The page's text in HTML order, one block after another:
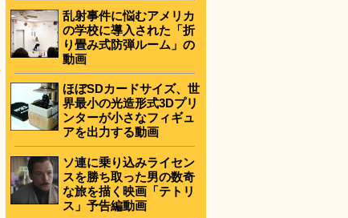
乱射事件に悩むアメリカ
の学校に導入された「折
り畳み式防弾ルーム」の
動画
ほぼSDカードサイズ、世
界最小の光造形式3Dプリ
ンターが小さなフィギュ
アを出力する動画
ソ連に乗り込みライセン
スを勝ち取った男の数奇
な旅を描く映画「テトリ
ス」予告編動画